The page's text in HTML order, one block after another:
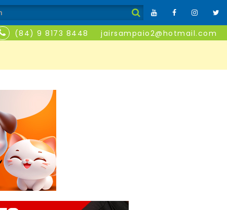
(84) 9 8173 8448 jairsampaio2@hotmail.com